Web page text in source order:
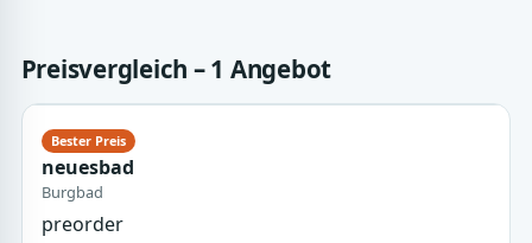
Preisvergleich – 1 Angebot
neuesbad
Burgbad
preorder